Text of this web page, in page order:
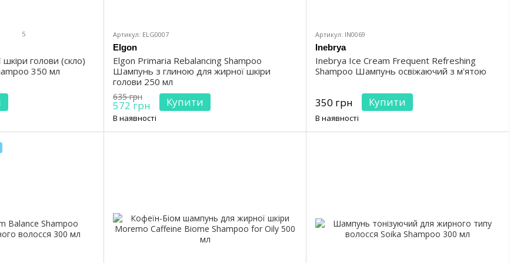
5
голови (скло)
350 мл
Артикул: ELG0007
Elgon
Elgon Primaria Rebalancing Shampoo
Шампунь з глиною для жирної шкіри
голови 250 мл
635 грн
572 грн Купити
В наявності
Артикул: IN0069
Inebrya
Inebrya Ice Cream Frequent Refreshing
Shampoo Шампунь освіжаючий з м'ятою
350 грн Купити
В наявності